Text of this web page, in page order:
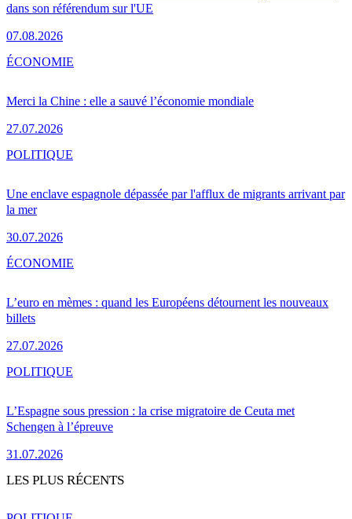
dans son référendum sur l'UE
07.08.2026
Merci la Chine : elle a sauvé l’économie mondiale
27.07.2026
ÉCONOMIE
Une enclave espagnole dépassée par l'afflux de migrants arrivant par
la mer
30.07.2026
POLITIQUE
L’euro en mèmes : quand les Européens détournent les nouveaux
billets
27.07.2026
ÉCONOMIE
L’Espagne sous pression : la crise migratoire de Ceuta met
Schengen à l’épreuve
31.07.2026
POLITIQUE
LES PLUS RÉCENTS